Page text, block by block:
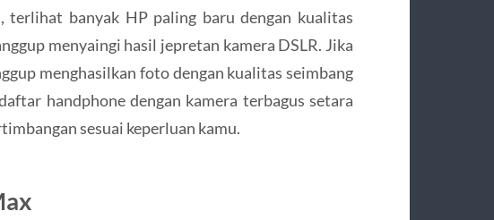
terlihat banyak HP paling baru dengan kualitas
menyaingi hasil jepretan kamera DSLR. Jika
menghasilkan foto dengan kualitas seimbang
handphone dengan kamera terbagus setara
sesuai keperluan kamu.